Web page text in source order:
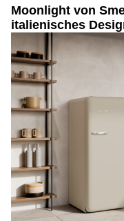
Moonlight von
italienisches